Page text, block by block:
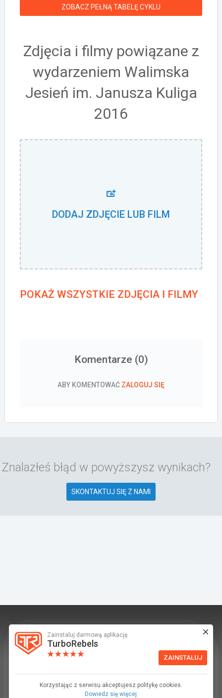
Zainstaluj darmową aplikację
TurboRebels
ZAINSTALUJ
Korzystając z serwisu akceptujesz politykę cookies.
Dowiedz się więcej
ZOBACZ PEŁNĄ TABELĘ CYKLU
Zdjęcia i filmy powiązane z
wydarzeniem Walimska
Jesień im. Janusza Kuliga
2016
DODAJ ZDJĘCIE LUB FILM
POKAŻ WSZYSTKIE ZDJĘCIA I FILMY
Komentarze (0)
ABY KOMENTOWAĆ ZALOGUJ SIĘ
Znalazłeś błąd w powyższysz wynikach?
SKONTAKTUJ SIĘ Z NAMI
TurboRebels to platforma społecznościowa i
aplikacja mobilna dla fanów motoryzacji.
Regulamin